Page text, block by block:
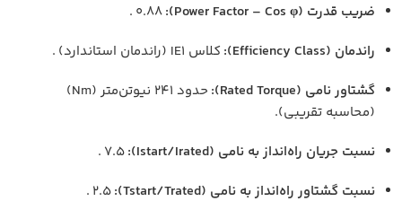
ضریب قدرت (Power Factor – Cos φ):
راندمان (Efficiency Class):
کلاس IE1 (راندمان استاندارد) .
گشتاور نامی (Rated Torque):
حدود ۲۴۱ نیوتن‌متر (Nm)
(محاسبه تقریبی).
نسبت جریان راه‌انداز به نامی (Istart/Irated):
نسبت گشتاور راه‌انداز به نامی (Tstart/Trated):